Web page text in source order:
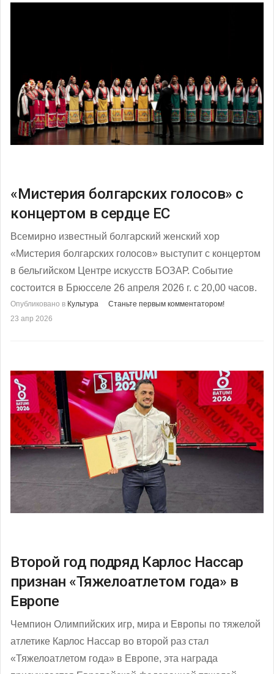
«Мистерия болгарских голосов» с
концертом в сердце ЕС
Всемирно известный болгарский женский хор
«Мистерия болгарских голосов» выступит с концертом
в бельгийском Центре искусств БОЗАР. Событие
состоится в Брюсселе 26 апреля 2026 г. с 20,00 часов.
Опубликовано в Культура
Станьте первым комментатором!
23 апр 2026
Второй год подряд Карлос Нассар
признан «Тяжелоатлетом года» в
Европе
Чемпион Олимпийских игр, мира и Европы по тяжелой
атлетике Карлос Нассар во второй раз стал
«Тяжелоатлетом года» в Европе, эта награда